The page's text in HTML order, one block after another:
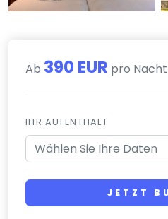
Ab 390 EUR pro Nacht
IHR AUFENTHALT
JETZT